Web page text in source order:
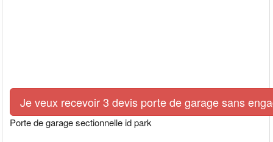
Je veux recevoir 3 devis porte de garage sans
Porte de garage sectionnelle id park